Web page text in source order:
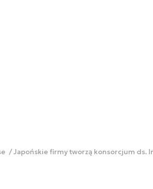
Japońskie firmy tworzą konsorcjum ds.